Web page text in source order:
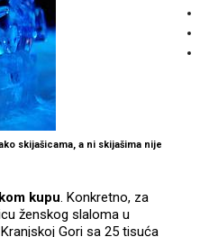
skijašicama, a ni skijašima nije
kupu. Konkretno, za
ženskog slaloma u
Gori sa 25 tisuća